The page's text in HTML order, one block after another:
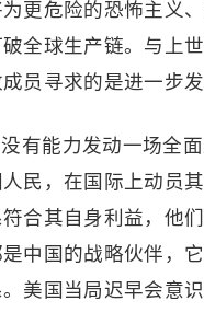
更危险的恐怖主义
破全球生产链。与上
员寻求的是进一步
有能力发动一场全
民，在国际上动员
合其自身利益，他
中国的战略伙伴，
美国当局迟早会意